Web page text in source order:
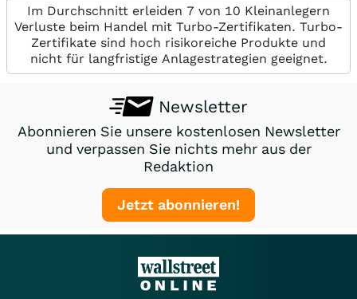
Im Durchschnitt erleiden 7 von 10 Kleinanlegern
Verluste beim Handel mit Turbo-Zertifikaten. Turbo-
Zertifikate sind hoch risikoreiche Produkte und
nicht für langfristige Anlagestrategien geeignet.
Newsletter
Abonnieren Sie unsere kostenlosen Newsletter
und verpassen Sie nichts mehr aus der
Redaktion
Jetzt abonnieren!